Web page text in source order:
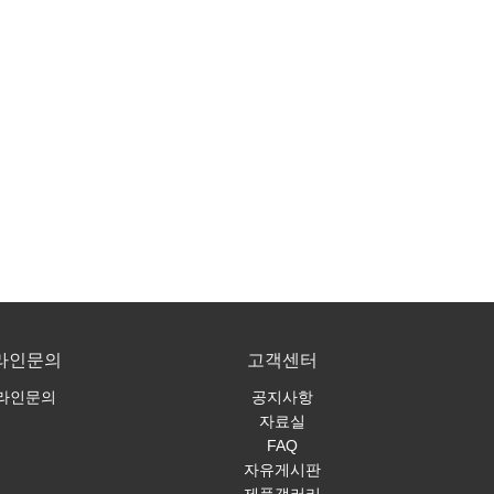
인문의
인문의
고객센터
공지사항
자료실
FAQ
자유게시판